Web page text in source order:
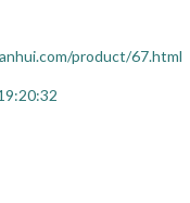
product/67.html